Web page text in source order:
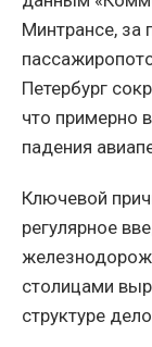
Минтрансе, за
Петербург
что примерно
падения
Ключевой
регулярное
столицами
структуре